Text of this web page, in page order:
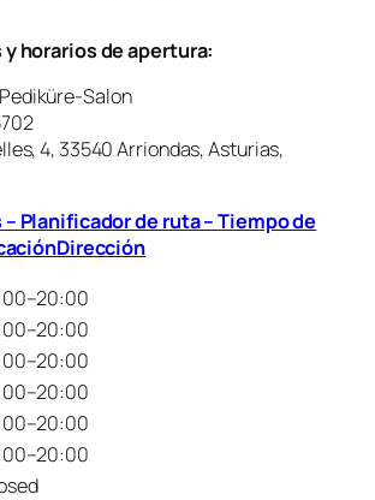
horarios de apertura:
Salon
4, 33540 Arriondas, Asturias,
Planificador de ruta – Tiempo de